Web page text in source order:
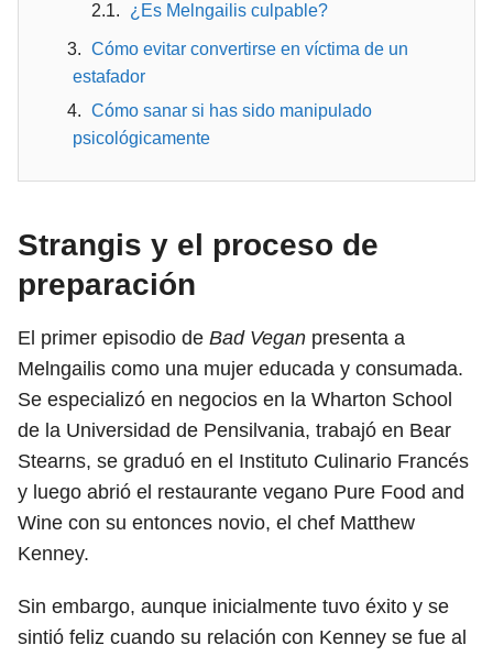
¿Es Melngailis culpable?
Cómo evitar convertirse en víctima de un
estafador
Cómo sanar si has sido manipulado
psicológicamente
Strangis y el proceso de
preparación
El primer episodio de Bad Vegan presenta a
Melngailis como una mujer educada y consumada.
Se especializó en negocios en la Wharton School
de la Universidad de Pensilvania, trabajó en Bear
Stearns, se graduó en el Instituto Culinario Francés
y luego abrió el restaurante vegano Pure Food and
Wine con su entonces novio, el chef Matthew
Kenney.
Sin embargo, aunque inicialmente tuvo éxito y se
sintió feliz cuando su relación con Kenney se fue al